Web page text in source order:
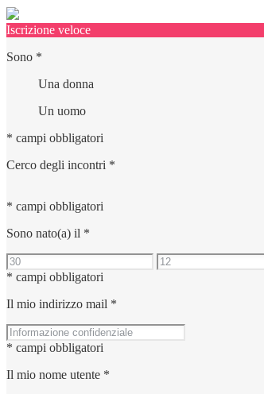
Iscrizione veloce
Sono *
Una donna
Un uomo
* campi obbligatori
Cerco degli incontri *
* campi obbligatori
Sono nato(a) il *
* campi obbligatori
Il mio indirizzo mail *
* campi obbligatori
Il mio nome utente *